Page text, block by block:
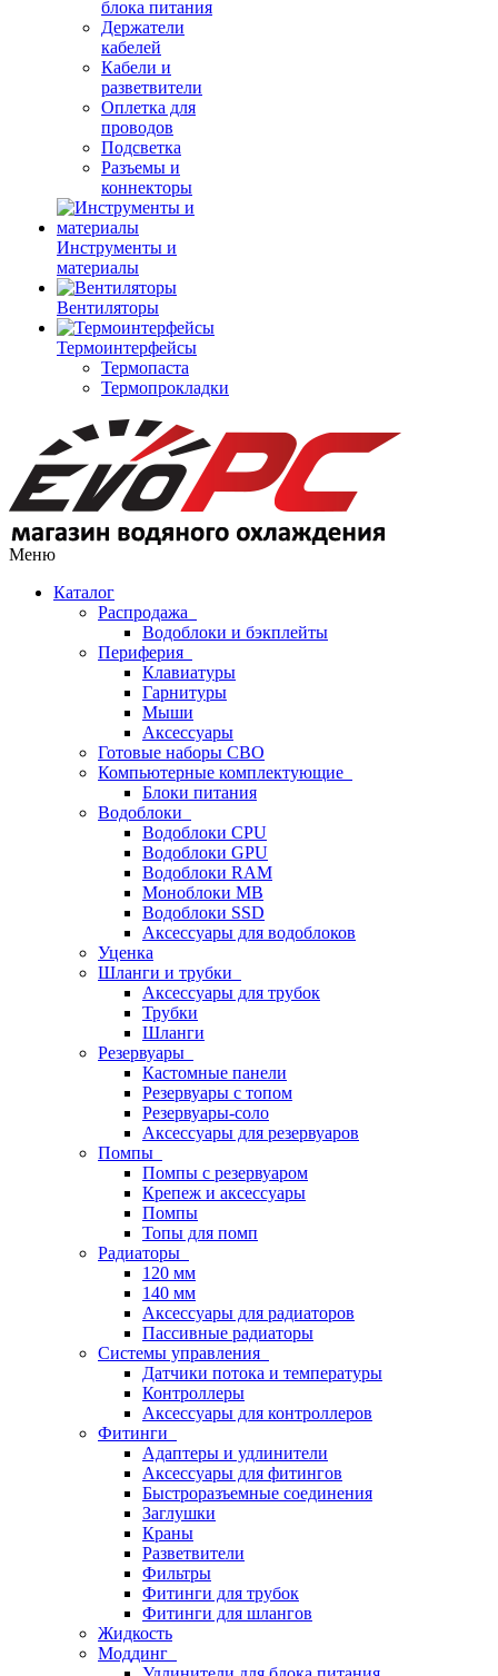
блока питания
Держатели
кабелей
Кабели и
разветвители
Оплетка для
проводов
Подсветка
Разъемы и
коннекторы
Инструменты и
материалы
Вентиляторы
Термоинтерфейсы
Термопаста
Термопрокладки
Меню
Каталог
Распродажа
Водоблоки и бэкплейты
Периферия
Клавиатуры
Гарнитуры
Мыши
Аксессуары
Готовые наборы СВО
Компьютерные комплектующие
Блоки питания
Водоблоки
Водоблоки CPU
Водоблоки GPU
Водоблоки RAM
Моноблоки MB
Водоблоки SSD
Аксессуары для водоблоков
Уценка
Шланги и трубки
Аксессуары для трубок
Трубки
Шланги
Резервуары
Кастомные панели
Резервуары с топом
Резервуары-соло
Аксессуары для резервуаров
Помпы
Помпы с резервуаром
Крепеж и аксессуары
Помпы
Топы для помп
Радиаторы
120 мм
140 мм
Аксессуары для радиаторов
Пассивные радиаторы
Системы управления
Датчики потока и температуры
Контроллеры
Аксессуары для контроллеров
Фитинги
Адаптеры и удлинители
Аксессуары для фитингов
Быстроразъемные соединения
Заглушки
Краны
Разветвители
Фильтры
Фитинги для трубок
Фитинги для шлангов
Жидкость
Моддинг